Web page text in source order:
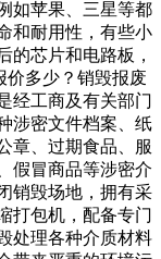
如苹果、三星等都
和耐用性，有些小
的芯片和电路板，
价多少？销毁报废
经工商及有关部门
涉密文件档案、纸
章、过期食品、服
假冒商品等涉密介
销毁场地，拥有采
打包机，配备专门
处理各种介质材料